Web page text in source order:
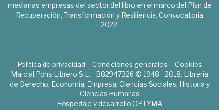
medianas empresas del sector del libro en el marco del Plan de
Recuperación, Transformación y Resiliencia. Convocatoria
2022.
Política de privacidad Condiciones generales
Cookies
Marcial Pons Librero S.L. - B82947326 © 1948 - 2018. Librería
de Derecho, Economía, Empresa, Ciencias Sociales, Historia y
Ciencias Humanas
Hospedaje y desarrollo OPTYMA